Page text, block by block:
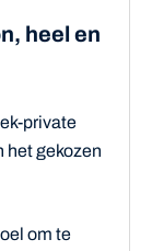
heel en
private
het gekozen
om te